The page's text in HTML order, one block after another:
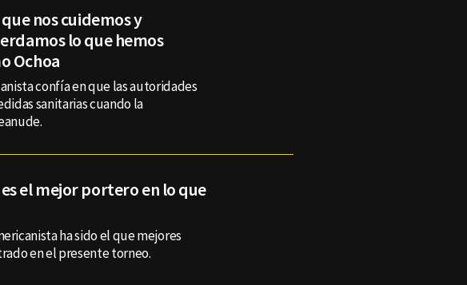
nos cuidemos y
lo que hemos
Ochoa
confía en que las autoridades
sanitarias cuando la
el mejor portero en lo que
ha sido el que mejores
en el presente torneo.